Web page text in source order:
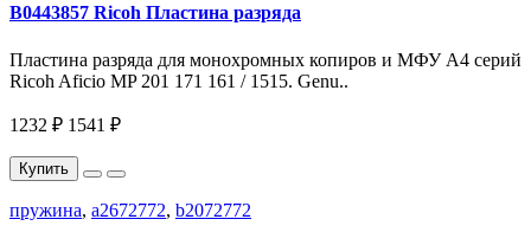
B0443857 Ricoh Пластина разряда
Пластина разряда для монохромных копиров и МФУ A4 серий
Ricoh Aficio MP 201 171 161 / 1515. Genu..
1232 ₽ 1541 ₽
Купить
пружина, a2672772, b2072772